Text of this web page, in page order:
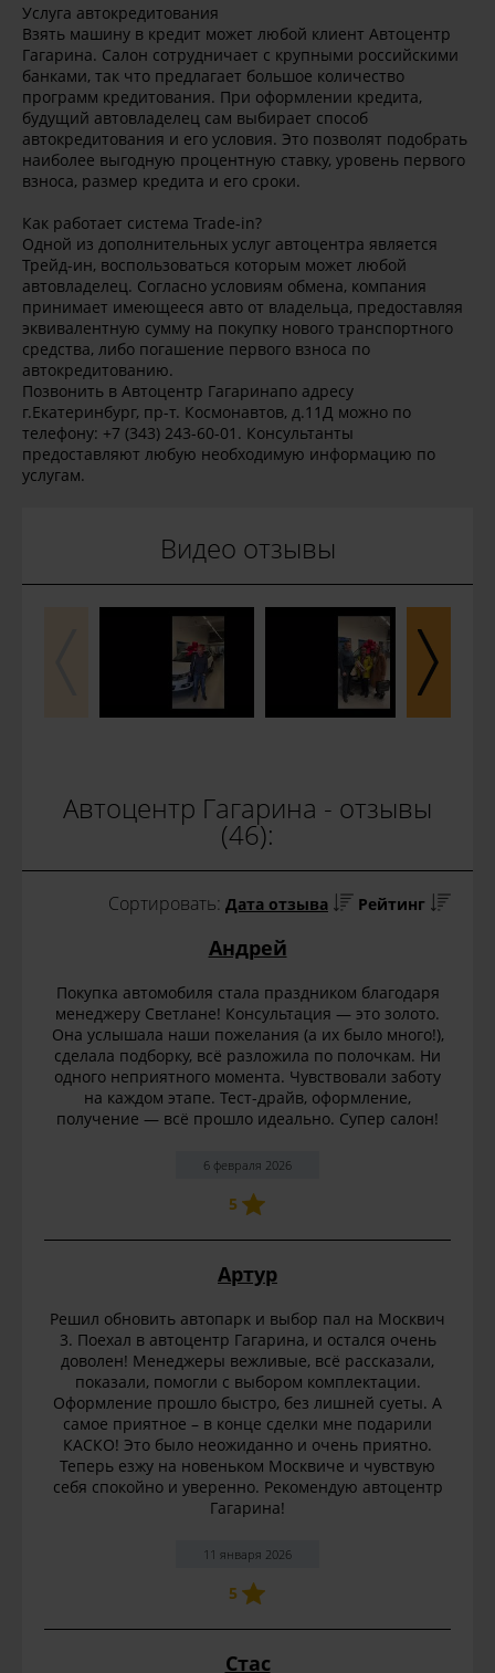
Услуга автокредитования
Взять машину в кредит может любой клиент Автоцентр
Гагарина. Салон сотрудничает с крупными российскими
банками, так что предлагает большое количество
программ кредитования. При оформлении кредита,
будущий автовладелец сам выбирает способ
автокредитования и его условия. Это позволят подобрать
наиболее выгодную процентную ставку, уровень первого
взноса, размер кредита и его сроки.
Как работает система Trade-in?
Одной из дополнительных услуг автоцентра является
Трейд-ин, воспользоваться которым может любой
автовладелец. Согласно условиям обмена, компания
принимает имеющееся авто от владельца, предоставляя
эквивалентную сумму на покупку нового транспортного
средства, либо погашение первого взноса по
автокредитованию.
Позвонить в Автоцентр Гагаринапо адресу
г.Екатеринбург, пр-т. Космонавтов, д.11Д можно по
телефону: +7 (343) 243-60-01. Консультанты
предоставляют любую необходимую информацию по
услугам.
Видео отзывы
Автоцентр Гагарина - отзывы
(46):
Сортировать: Дата отзыва Рейтинг
Андрей
Покупка автомобиля стала праздником благодаря
менеджеру Светлане! Консультация — это золото.
Она услышала наши пожелания (а их было много!),
сделала подборку, всё разложила по полочкам. Ни
одного неприятного момента. Чувствовали заботу
на каждом этапе. Тест-драйв, оформление,
получение — всё прошло идеально. Супер салон!
6 февраля 2026
5
Артур
Решил обновить автопарк и выбор пал на Москвич
3. Поехал в автоцентр Гагарина, и остался очень
доволен! Менеджеры вежливые, всё рассказали,
показали, помогли с выбором комплектации.
Оформление прошло быстро, без лишней суеты. А
самое приятное – в конце сделки мне подарили
КАСКО! Это было неожиданно и очень приятно.
Теперь езжу на новеньком Москвиче и чувствую
себя спокойно и уверенно. Рекомендую автоцентр
Гагарина!
11 января 2026
5
Стас